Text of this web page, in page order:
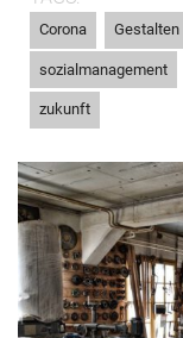
Corona Gestalten
sozialmanagement
zukunft